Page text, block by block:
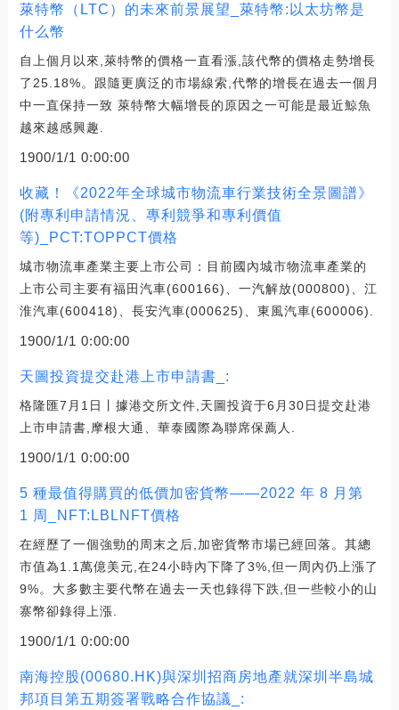
萊特幣（LTC）的未來前景展望_萊特幣:以太坊幣是
什么幣
自上個月以來,萊特幣的價格一直看漲,該代幣的價格走勢增長
了25.18%。跟隨更廣泛的市場線索,代幣的增長在過去一個月
中一直保持一致 萊特幣大幅增長的原因之一可能是最近鯨魚
越來越感興趣.
1900/1/1 0:00:00
收藏！《2022年全球城市物流車行業技術全景圖譜》
(附專利申請情況、專利競爭和專利價值
等)_PCT:TOPPCT價格
城市物流車產業主要上市公司：目前國內城市物流車產業的
上市公司主要有福田汽車(600166)、一汽解放(000800)、江
淮汽車(600418)、長安汽車(000625)、東風汽車(600006).
1900/1/1 0:00:00
天圖投資提交赴港上市申請書_:
格隆匯7月1日丨據港交所文件,天圖投資于6月30日提交赴港
上市申請書,摩根大通、華泰國際為聯席保薦人.
1900/1/1 0:00:00
5 種最值得購買的低價加密貨幣——2022 年 8 月第
1 周_NFT:LBLNFT價格
在經歷了一個強勁的周末之后,加密貨幣市場已經回落。其總
市值為1.1萬億美元,在24小時內下降了3%,但一周內仍上漲了
9%。大多數主要代幣在過去一天也錄得下跌,但一些較小的山
寨幣卻錄得上漲.
1900/1/1 0:00:00
南海控股(00680.HK)與深圳招商房地產就深圳半島城
邦項目第五期簽署戰略合作協議_: